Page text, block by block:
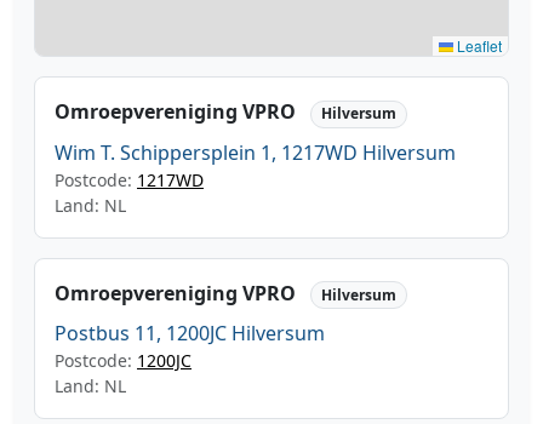
Leaflet
Omroepvereniging VPRO Hilversum
Wim T. Schippersplein 1, 1217WD Hilversum
Postcode: 1217WD
Land: NL
Omroepvereniging VPRO Hilversum
Postbus 11, 1200JC Hilversum
Postcode: 1200JC
Land: NL